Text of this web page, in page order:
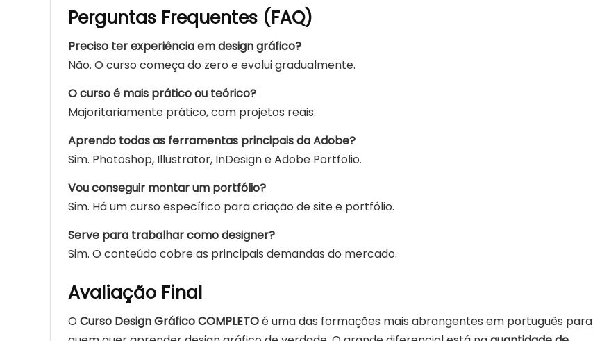
Perguntas Frequentes (FAQ)
Preciso ter experiência em design gráfico?
Não. O curso começa do zero e evolui gradualmente.
O curso é mais prático ou teórico?
Majoritariamente prático, com projetos reais.
Aprendo todas as ferramentas principais da Adobe?
Sim. Photoshop, Illustrator, InDesign e Adobe Portfolio.
Vou conseguir montar um portfólio?
Sim. Há um curso específico para criação de site e portfólio.
Serve para trabalhar como designer?
Sim. O conteúdo cobre as principais demandas do mercado.
Avaliação Final
O Curso Design Gráfico COMPLETOé uma das formações mais abrangentes em português para